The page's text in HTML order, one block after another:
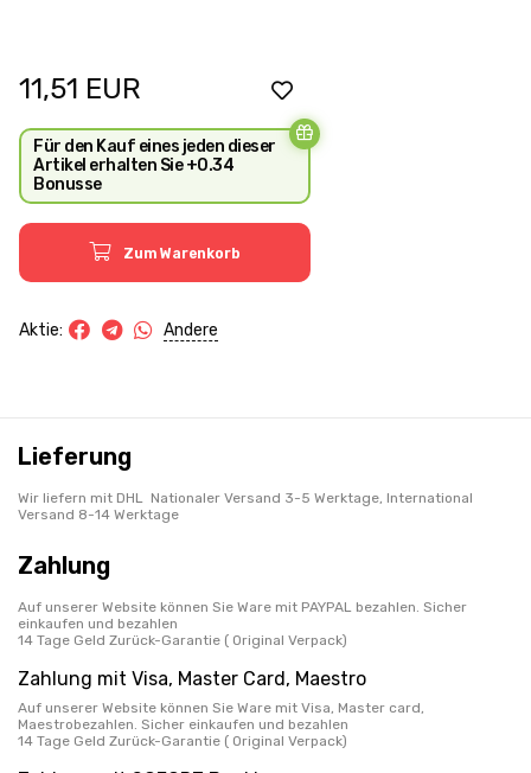
11,51 EUR
Für den Kauf eines jeden dieser
Artikel erhalten Sie +0.34
Bonusse
Zum Warenkorb
Aktie: Andere
Lieferung
Wir liefern mit DHL Nationaler Versand 3-5 Werktage, International
Versand 8-14 Werktage
Zahlung
Auf unserer Website können Sie Ware mit PAYPAL bezahlen. Sicher
einkaufen und bezahlen
14 Tage Geld Zurück-Garantie ( Original Verpack)
Zahlung mit Visa, Master Card, Maestro
Auf unserer Website können Sie Ware mit Visa, Master card,
Maestrobezahlen. Sicher einkaufen und bezahlen
14 Tage Geld Zurück-Garantie ( Original Verpack)